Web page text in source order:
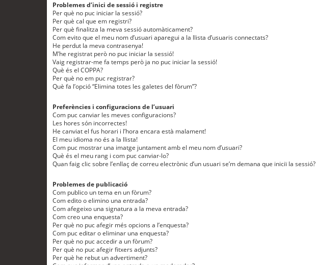
Problemes d’inici de sessió i registre
Per què no puc iniciar la sessió?
Per què cal que em registri?
Per què finalitza la meva sessió automàticament?
Com evito que el meu nom d’usuari aparegui a la llista d’usuaris connectats?
He perdut la meva contrasenya!
M’he registrat però no puc iniciar la sessió!
Vaig registrar-me fa temps però ja no puc iniciar la sessió!
Què és el COPPA?
Per què no em puc registrar?
Què fa l’opció “Elimina totes les galetes del fòrum”?
Preferències i configuracions de l’usuari
Com puc canviar les meves configuracions?
Les hores són incorrectes!
He canviat el fus horari i l’hora encara està malament!
El meu idioma no és a la llista!
Com puc mostrar una imatge juntament amb el meu nom d’usuari?
Què és el meu rang i com puc canviar-lo?
Quan faig clic sobre l’enllaç de correu electrònic d’un usuari se’m demana que iniciï la sessió?
Problemes de publicació
Com publico un tema en un fòrum?
Com edito o elimino una entrada?
Com afegeixo una signatura a la meva entrada?
Com creo una enquesta?
Per què no puc afegir més opcions a l’enquesta?
Com puc editar o eliminar una enquesta?
Per què no puc accedir a un fòrum?
Per què no puc afegir fitxers adjunts?
Per què he rebut un advertiment?